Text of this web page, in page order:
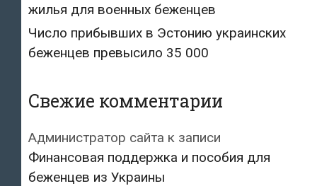
жилья для военных беженцев
Число прибывших в Эстонию украинских
беженцев превысило 35 000
Свежие комментарии
Администратор сайта к записи
Финансовая поддержка и пособия для
беженцев из Украины